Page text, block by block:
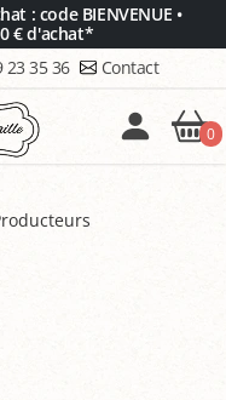
: code BIENVENUE •
€ d'achat*
23 35 36 Contact
0